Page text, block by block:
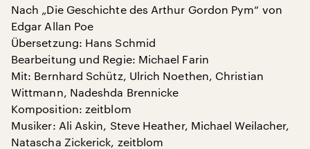
Nach „Die Geschichte des Arthur Gordon Pym“ von
Edgar Allan Poe
Übersetzung: Hans Schmid
Bearbeitung und Regie: Michael Farin
Mit: Bernhard Schütz, Ulrich Noethen, Christian
Wittmann, Nadeshda Brennicke
Komposition: zeitblom
Musiker: Ali Askin, Steve Heather, Michael Weilacher,
Natascha Zickerick, zeitblom